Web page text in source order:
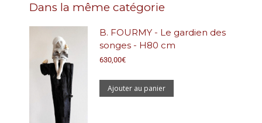
Dans la même catégorie
B. FOURMY - Le gardien des
songes - H80 cm
630,00€
Ajouter au panier